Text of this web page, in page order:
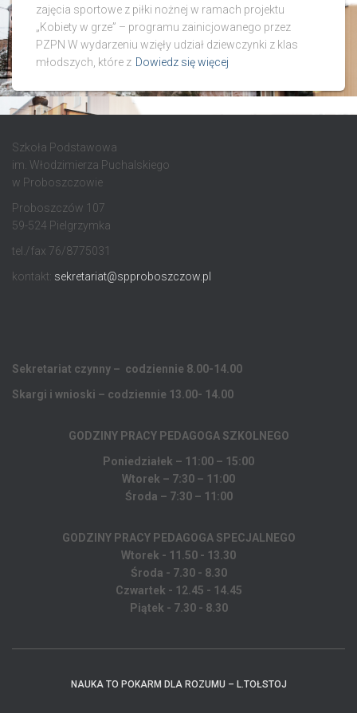
zajęcia sportowe z piłki nożnej w ramach projektu
„Kobiety w grze” – programu zainicjowanego przez
PZPN W wydarzeniu wzięły udział dziewczynki z klas
młodszych, które z Dowiedz się więcej
Szkoła Podstawowa
im. Włodzimierza Puchalskiego
w Proboszczowie
Proboszczów 107
59-524 Pielgrzymka
tel./fax 76/8775031
kontakt: sekretariat@spproboszczow.pl
Sekretariat czynny – codziennie 8.00-14.00
Skargi i wnioski – codziennie 13.00- 14.00
GODZINY PRACY PEDAGOGA SZKOLNEGO
Poniedziałek – 11:00 – 15:00
Wtorek – 7:30 – 11:00
Środa – 7:30 – 11:00
GODZINY PRACY PEDAGOGA SPECJALNEGO
Wtorek - 11.50 - 13.30
Środa - 7.30 - 8.30
Czwartek - 12.45 - 14.45
Piątek - 7.30 - 8.30
NAUKA TO POKARM DLA ROZUMU – L.TOŁSTOJ